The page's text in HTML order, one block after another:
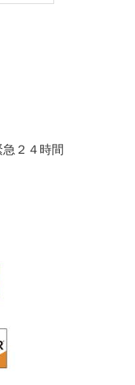
２４時間